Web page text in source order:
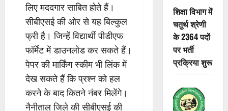
लिए मददगार साबित होते हैं।
सीबीएसई की ओर से यह बिल्कुल
फ्री है। जिन्हें विद्यार्थी पीडीएफ
फॉर्मेट में डाउनलोड कर सकते हैं।
पेपर की मार्किंग स्कीम भी लिंक में
देख सकते हैं कि प्रश्न को हल
करने के बाद कितने नंबर मिलेंगे।
नैनीताल जिले की सीबीएसई की
शिक्षा विभाग में
चतुर्थ श्रेणी
के 2364 पदों
पर भर्ती
प्रक्रिया शुरू